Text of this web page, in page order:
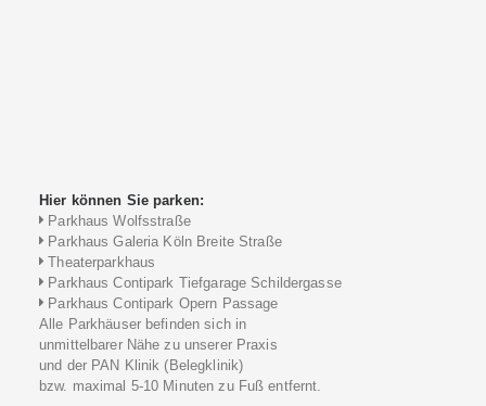
Hier können Sie parken:
Parkhaus Wolfsstraße
Parkhaus Galeria Köln Breite Straße
Theaterparkhaus
Parkhaus Contipark Tiefgarage Schildergasse
Parkhaus Contipark Opern Passage
Alle Parkhäuser befinden sich in
unmittelbarer Nähe zu unserer Praxis
und der PAN Klinik (Belegklinik)
bzw. maximal 5-10 Minuten zu Fuß entfernt.